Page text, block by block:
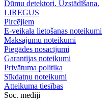
Dūmu detektori. Uzstādīšana.
LIREGUS
Pircējiem
E-veikala lietošanas noteikumi
Maksājumu noteikumi
Piegādes nosacījumi
Garantijas noteikumi
Privātuma politika
Sīkdatņu noteikumi
Atteikuma tiesības
Soc. mediji